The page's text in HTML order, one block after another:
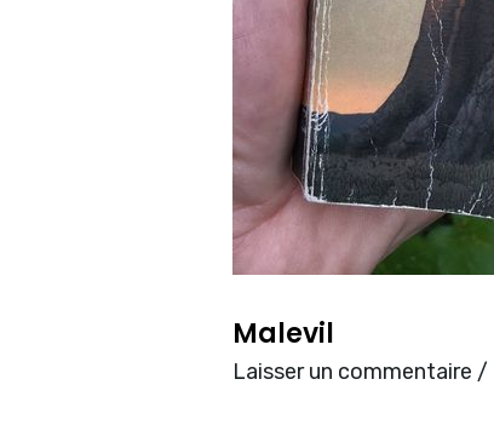
Malevil
Laisser un commentaire /